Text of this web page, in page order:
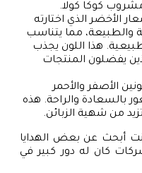
مشروب كوكا كولا.
الأخضر الذي اختارته
مما يتناسب
هذا اللون يجذب
يفضلون المنتجات
الأصفر والأحمر
بالسعادة والراحة. هذه
من شهية الزبائن.
أبحث عن بعض الهدايا
كان له دور كبير في